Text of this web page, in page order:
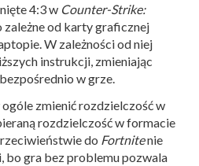
4:3 w Counter-Strike:
zależne od karty graficznej
W zależności od niej
instrukcji, zmieniając
w grze.
zmienić rozdzielczość w
rozdzielczość w formacie
do Fortnitenie
bo gra bez problemu pozwala